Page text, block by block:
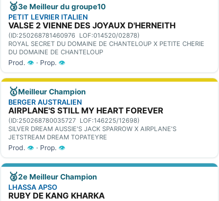
🥉3e Meilleur du groupe10
PETIT LEVRIER ITALIEN
VALSE 2 VIENNE DES JOYAUX D'HERNEITH
(ID:250268781460976 LOF:014520/02878)
ROYAL SECRET DU DOMAINE DE CHANTELOUP X PETITE CHERIE
DU DOMAINE DE CHANTELOUP
Prod. 👁 · Prop. 👁
🥇Meilleur Champion
BERGER AUSTRALIEN
AIRPLANE'S STILL MY HEART FOREVER
(ID:250268780035727 LOF:146225/12698)
SILVER DREAM AUSSIE'S JACK SPARROW X AIRPLANE'S
JETSTREAM DREAM TOPATEYRE
Prod. 👁 · Prop. 👁
🥈2e Meilleur Champion
LHASSA APSO
RUBY DE KANG KHARKA